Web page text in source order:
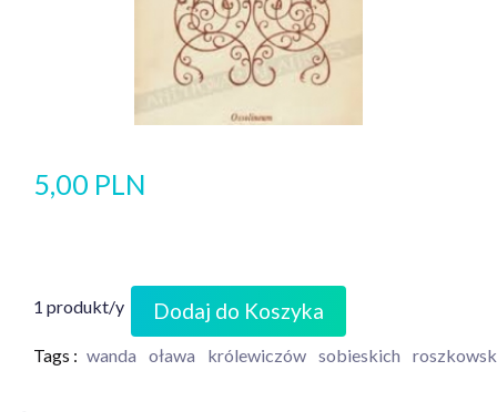
5,00 PLN
1 produkt/y Dodaj do Koszyka
Tags : wanda oława królewiczów sobieskich